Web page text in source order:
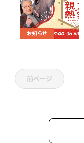
お知らせ
前ページ